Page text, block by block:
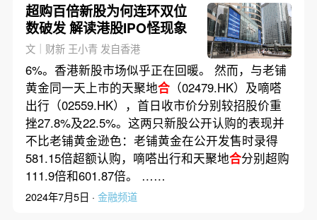
超购百倍新股为何连环双位
数破发 解读港股IPO怪现象
文｜财新 王小青 发自香港
6%。香港新股市场似乎正在回暖。 然而，与老铺
黄金同一天上市的天聚地合（02479.HK）及嘀嗒
出行（02559.HK），首日收市价分别较招股价重
挫27.8%及22.5%。这两只新股公开认购的表现并
不比老铺黄金逊色：老铺黄金在公开发售时录得
581.15倍超额认购，嘀嗒出行和天聚地合分别超购
111.9倍和601.87倍。 ……
2024年7月5日 · 金融频道